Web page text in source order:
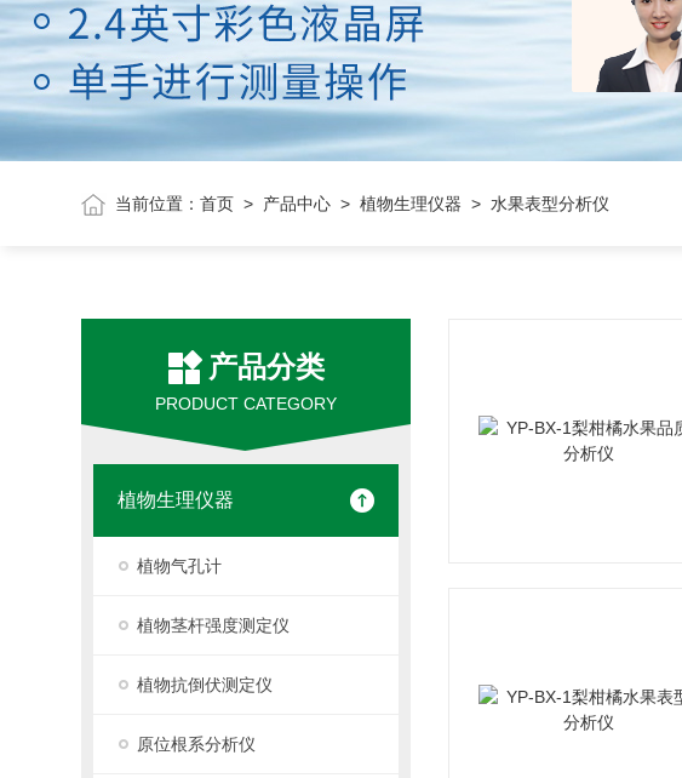
当前位置：首页 > 产品中心 >植物生理仪器 > 水果表型分析仪
产品分类
PRODUCT CATEGORY
植物生理仪器
植物气孔计
植物茎杆强度测定仪
植物抗倒伏测定仪
原位根系分析仪